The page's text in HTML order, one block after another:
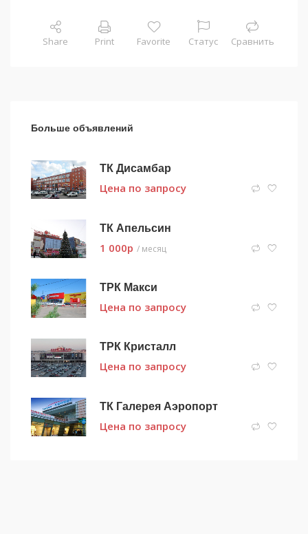
Share Print Favorite Статус Сравнить
Больше объявлений
ТК Дисамбар
Цена по запросу
ТК Апельсин
1 000p / месяц
ТРК Макси
Цена по запросу
ТРК Кристалл
Цена по запросу
ТК Галерея Аэропорт
Цена по запросу